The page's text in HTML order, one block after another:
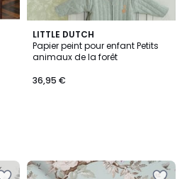
LITTLE DUTCH
Papier peint pour enfant Petits
animaux de la forêt
36,95 €